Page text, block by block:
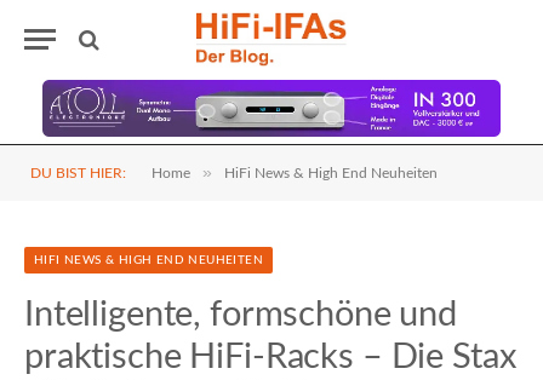
DU BIST HIER: Home » HiFi News & High End Neuheiten
HIFI NEWS & HIGH END NEUHEITEN
Intelligente, formschöne und
praktische HiFi-Racks – Die Stax